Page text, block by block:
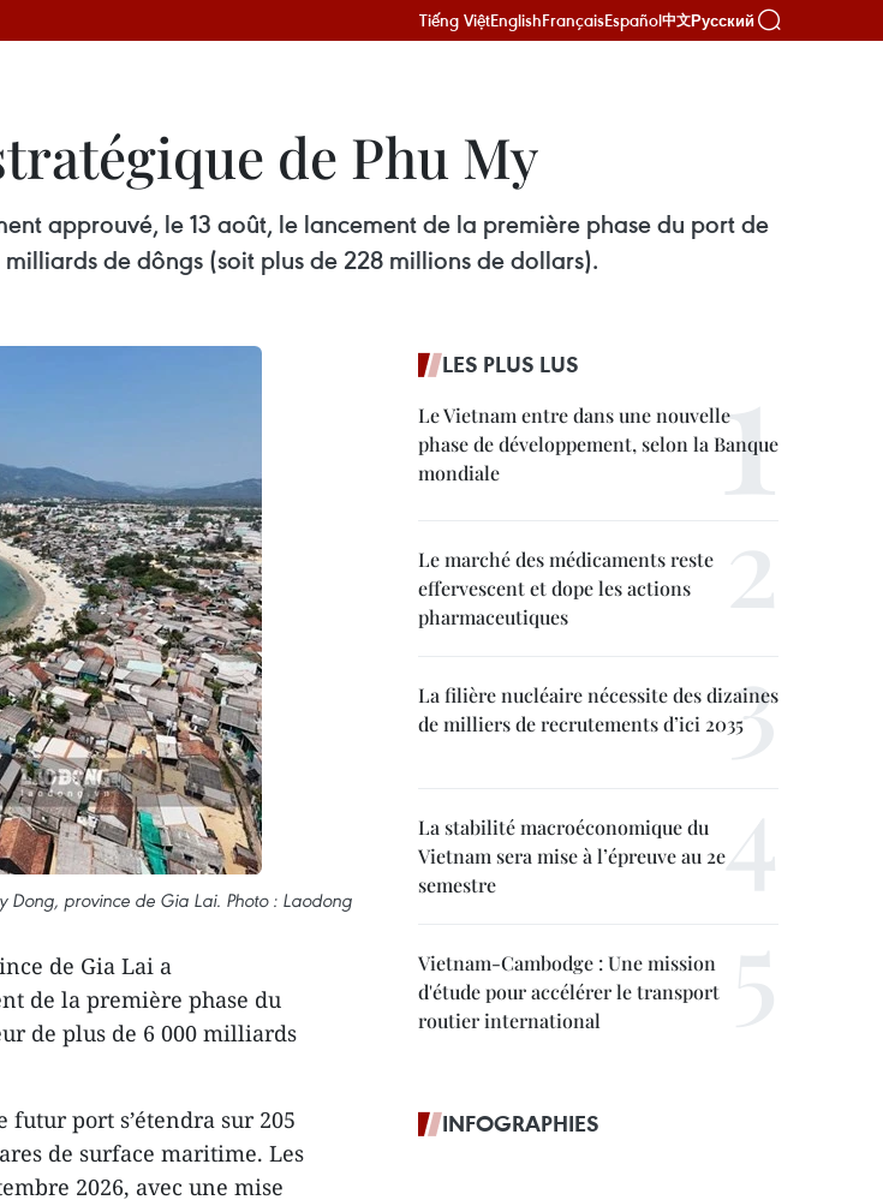
Tiếng ViệtEnglishFrançaisEspañol中文Русский
de Phu My
approuvé, le 13 août, le lancement de la première phase du port de
de dôngs (soit plus de 228 millions de dollars).
province de Gia Lai. Photo : Laodong
de Gia Lai a
de la première phase du
de plus de 6 000 milliards
port s’étendra sur 205
de surface maritime. Les
2026, avec une mise
LES PLUS LUS
Le Vietnam entre dans une nouvelle
phase de développement, selon la Banque
mondiale
Le marché des médicaments reste
effervescent et dope les actions
pharmaceutiques
La filière nucléaire nécessite des dizaines
de milliers de recrutements d’ici 2035
La stabilité macroéconomique du
Vietnam sera mise à l’épreuve au 2e
semestre
Vietnam-Cambodge : Une mission
d'étude pour accélérer le transport
routier international
INFOGRAPHIES